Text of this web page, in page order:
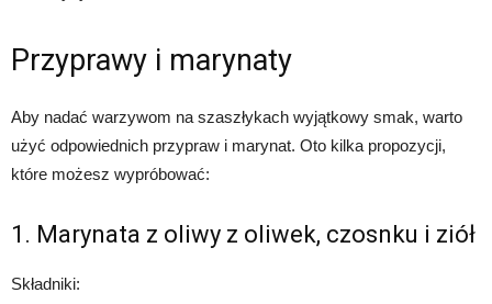
Przyprawy i marynaty
Aby nadać warzywom na szaszłykach wyjątkowy smak, warto
użyć odpowiednich przypraw i marynat. Oto kilka propozycji,
które możesz wypróbować:
1. Marynata z oliwy z oliwek, czosnku i ziół
Składniki: